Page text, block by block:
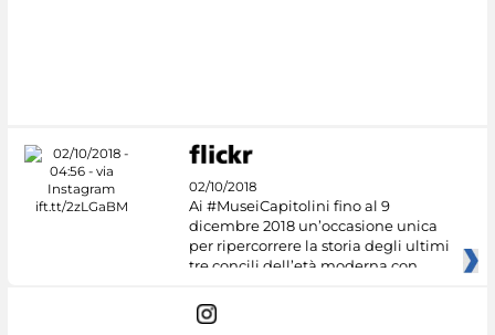
02/10/2018
Ai #MuseiCapitolini fino al 9
dicembre 2018 un’occasione unica
per ripercorrere la storia degli ultimi
tre concili dell’età moderna con